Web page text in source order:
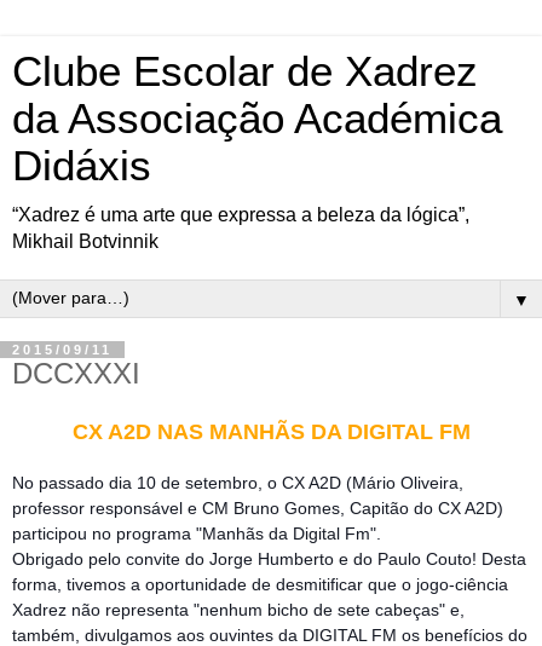
Clube Escolar de Xadrez
da Associação Académica
Didáxis
“Xadrez é uma arte que expressa a beleza da lógica”,
Mikhail Botvinnik
▼
2015/09/11
DCCXXXI
CX A2D NAS MANHÃS DA DIGITAL FM
No passado dia 10 de setembro, o CX A2D (Mário Oliveira​,
professor responsável e CM Bruno Gomes, Capitão do CX A2D)
participou no programa "Manhãs da Digital Fm".
Obrigado pelo convite do Jorge Humberto e do Paulo Couto! Desta
forma, tivemos a oportunidade de desmitificar que o jogo-ciência
Xadrez não representa "nenhum bicho de sete cabeças" e,
também, divulgamos aos ouvintes da DIGITAL FM os benefícios do